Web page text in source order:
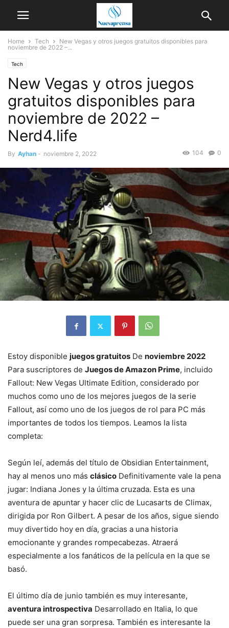
Home Tech
New Vegas y otros juegos gratuitos disponibles para
noviembre de 2022 –...
Tech
New Vegas y otros juegos
gratuitos disponibles para
noviembre de 2022 –
Nerd4.life
By Ayhan - noviembre 2, 2022 0
104
Estoy disponible juegos gratuitos De noviembre 2022
Para suscriptores de Juegos de Amazon Prime, incluido
Fallout: New Vegas Ultimate Edition, considerado por
muchos como uno de los mejores juegos de la serie
Fallout, así como uno de los juegos de rol para PC más
importantes de todos los tiempos. Leamos la lista
completa:
Según leí, además del título de Obsidian Entertainment,
hay al menos uno más clásico Definitivamente vale la pena
jugar: Indiana Jones y la última cruzada. Esta es una
aventura de apuntar y hacer clic de Lucasarts de Climax,
dirigida por Ron Gilbert. A pesar de los años, sigue siendo
muy divertido hoy en día, gracias a una historia
emocionante y grandes rompecabezas. Atraerá
especialmente a los fanáticos de la película en la que se
basó.
El último día de junio también es muy interesante,
aventura introspectiva Desarrollado en Italia, lo que
puede ser una gran sorpresa. También es interesante la